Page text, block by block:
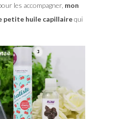
les accompagner, mon
petite huile capillairequi